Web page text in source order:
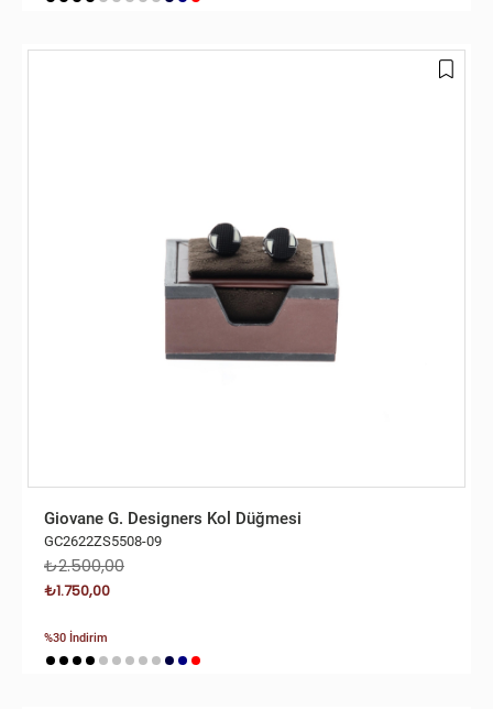
Giovane G. Designers Kol Düğmesi
GC2622ZS5508-09
₺2.500,00
₺1.750,00
%30 İndirim